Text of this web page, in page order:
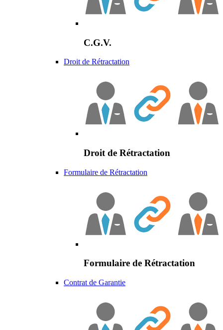
C.G.V.
Droit de Rétractation
Droit de Rétractation
Formulaire de Rétractation
Formulaire de Rétractation
Contrat de Garantie